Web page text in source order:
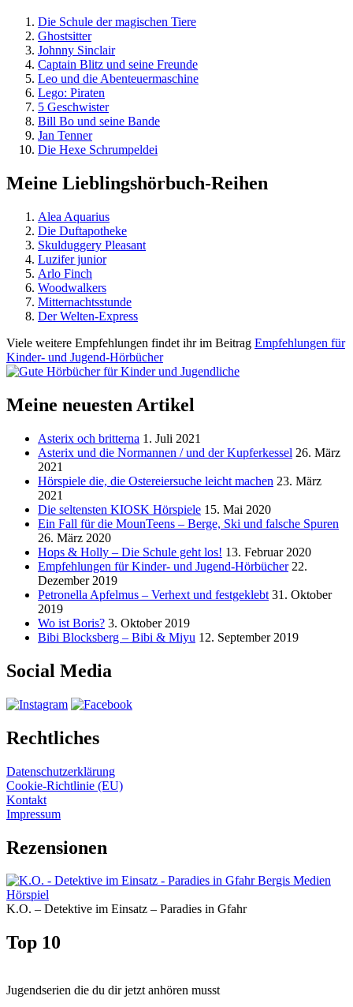
Die Schule der magischen Tiere
Ghostsitter
Johnny Sinclair
Captain Blitz und seine Freunde
Leo und die Abenteuermaschine
Lego: Piraten
5 Geschwister
Bill Bo und seine Bande
Jan Tenner
Die Hexe Schrumpeldei
Meine Lieblingshörbuch-Reihen
Alea Aquarius
Die Duftapotheke
Skulduggery Pleasant
Luzifer junior
Arlo Finch
Woodwalkers
Mitternachtsstunde
Der Welten-Express
Viele weitere Empfehlungen findet ihr im Beitrag Empfehlungen für
Kinder- und Jugend-Hörbücher
Meine neuesten Artikel
Asterix och britterna 1. Juli 2021
Asterix und die Normannen / und der Kupferkessel 26. März
2021
Hörspiele die, die Ostereiersuche leicht machen 23. März
2021
Die seltensten KIOSK Hörspiele 15. Mai 2020
Ein Fall für die MounTeens – Berge, Ski und falsche Spuren
26. März 2020
Hops & Holly – Die Schule geht los! 13. Februar 2020
Empfehlungen für Kinder- und Jugend-Hörbücher 22.
Dezember 2019
Petronella Apfelmus – Verhext und festgeklebt 31. Oktober
2019
Wo ist Boris? 3. Oktober 2019
Bibi Blocksberg – Bibi & Miyu 12. September 2019
Social Media
Rechtliches
Datenschutzerklärung
Cookie-Richtlinie (EU)
Kontakt
Impressum
Rezensionen
K.O. – Detektive im Einsatz – Paradies in Gfahr
Top 10
Jugendserien die du dir jetzt anhören musst